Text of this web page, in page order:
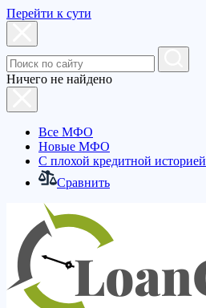
Перейти к сути
Ничего не найдено
Все МФО
Новые МФО
С плохой кредитной историей
Сравнить